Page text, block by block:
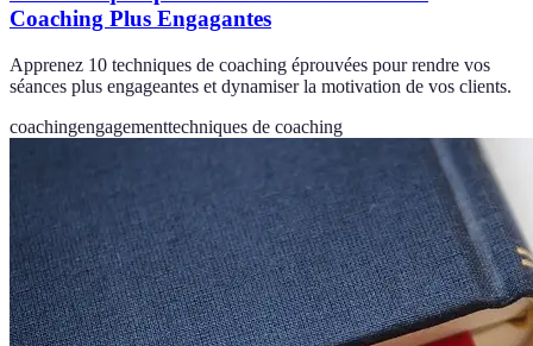
Coaching Plus Engagantes
Apprenez 10 techniques de coaching éprouvées pour rendre vos
séances plus engageantes et dynamiser la motivation de vos clients.
coachingengagementtechniques de coaching